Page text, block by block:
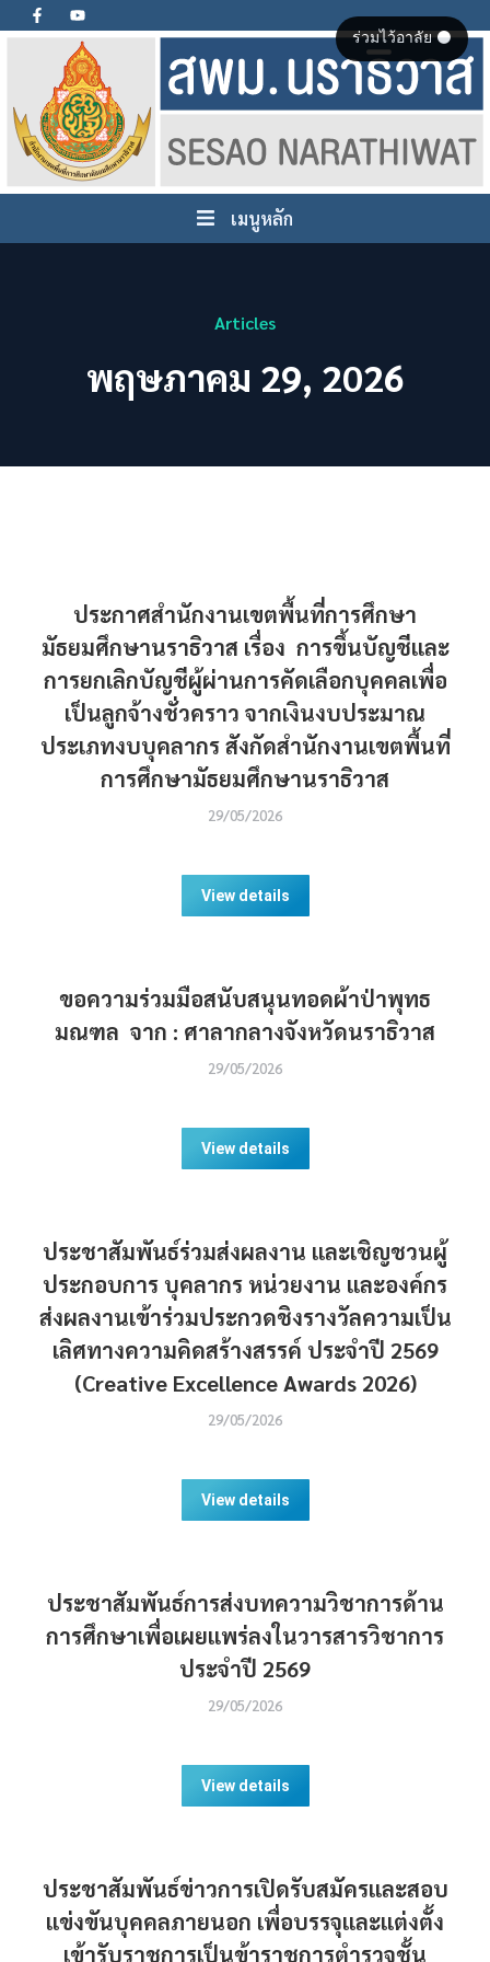
เมนูหลัก
Articles
พฤษภาคม 29, 2026
ประกาศสำนักงานเขตพื้นที่การศึกษา
มัธยมศึกษานราธิวาส เรื่อง การขึ้นบัญชีและ
การยกเลิกบัญชีผู้ผ่านการคัดเลือกบุคคลเพื่อ
เป็นลูกจ้างชั่วคราว จากเงินงบประมาณ
ประเภทงบบุคลากร สังกัดสำนักงานเขตพื้นที่
การศึกษามัธยมศึกษานราธิวาส
29/05/2026
View details
ขอความร่วมมือสนับสนุนทอดผ้าป่าพุทธ
มณฑล จาก : ศาลากลางจังหวัดนราธิวาส
29/05/2026
View details
ประชาสัมพันธ์ร่วมส่งผลงาน และเชิญชวนผู้
ประกอบการ บุคลากร หน่วยงาน และองค์กร
ส่งผลงานเข้าร่วมประกวดชิงรางวัลความเป็น
เลิศทางความคิดสร้างสรรค์ ประจำปี 2569
(Creative Excellence Awards 2026)
29/05/2026
View details
ประชาสัมพันธ์การส่งบทความวิชาการด้าน
การศึกษาเพื่อเผยแพร่ลงในวารสารวิชาการ
ประจำปี 2569
29/05/2026
View details
ประชาสัมพันธ์ข่าวการเปิดรับสมัครและสอบ
แข่งขันบุคคลภายนอก เพื่อบรรจุและแต่งตั้ง
เข้ารับราชการเป็นข้าราชการตำรวจชั้น
ร่วมไว้อาลัย ⚫